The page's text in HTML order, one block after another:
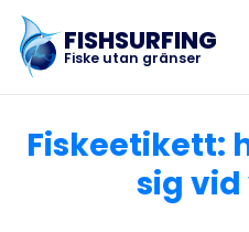
FISHSURFING
Fiske utan gränser
Fiskeetikett:
sig